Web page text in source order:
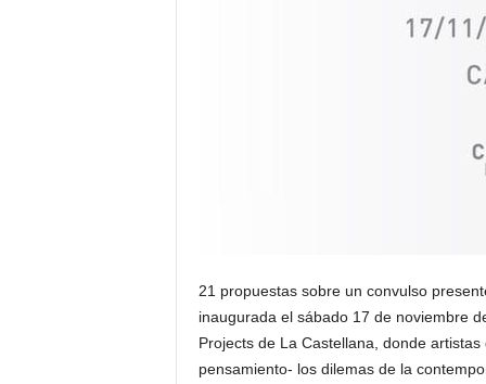
21 propuestas sobre un convulso
inaugurada el sábado 17 de noviembre
Projects de La Castellana, donde
pensamiento- los dilemas de la